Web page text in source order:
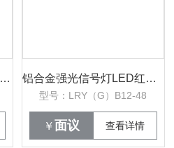
袖珍强光头灯3W电量显示戴式矿用搜索LED 铝合金强光信号灯LED红黄白锂电池充电式
型号：LRY（G）B12-48
￥ 面议 查看详情